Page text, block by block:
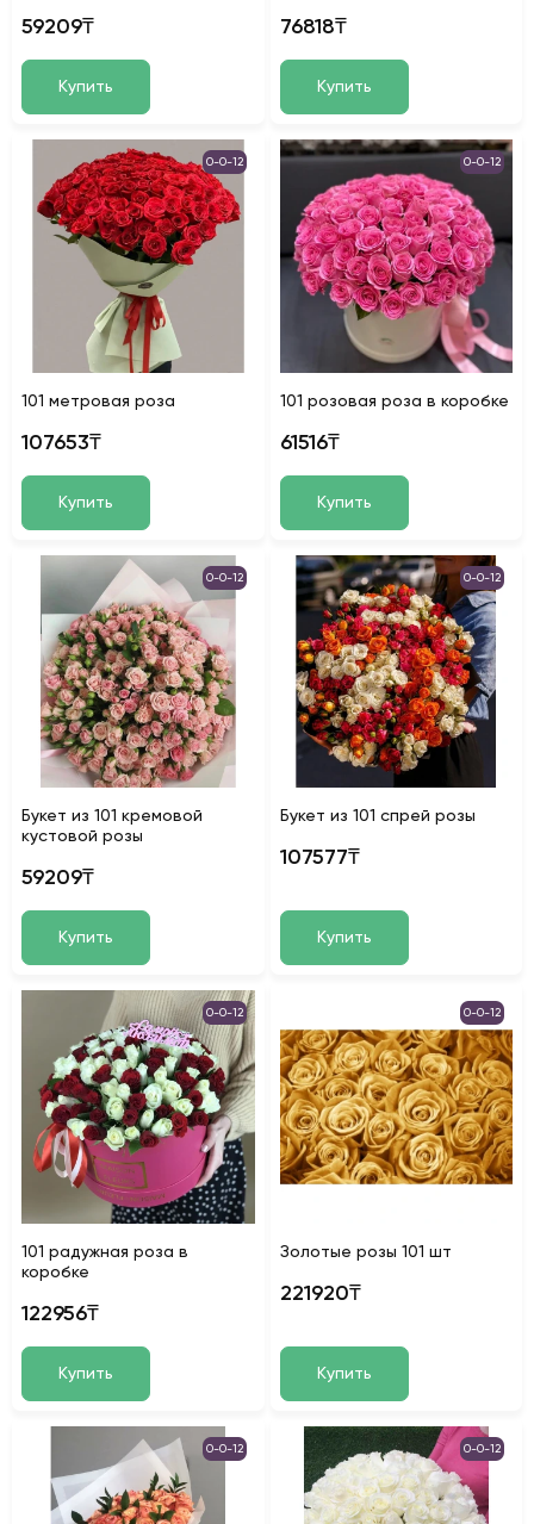
59209₸
Купить
76818₸
Купить
0-0-12
101 метровая роза
107653₸
Купить
0-0-12
101 розовая роза в коробке
61516₸
Купить
0-0-12
Букет из 101 кремовой
кустовой розы
59209₸
Купить
0-0-12
Букет из 101 спрей розы
107577₸
Купить
0-0-12
101 радужная роза в
коробке
122956₸
Купить
0-0-12
Золотые розы 101 шт
221920₸
Купить
0-0-12 0-0-12